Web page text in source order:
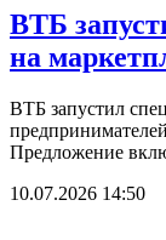
ВТБ
на
ВТБ запустил
Предложение
10.07.2026 14:50